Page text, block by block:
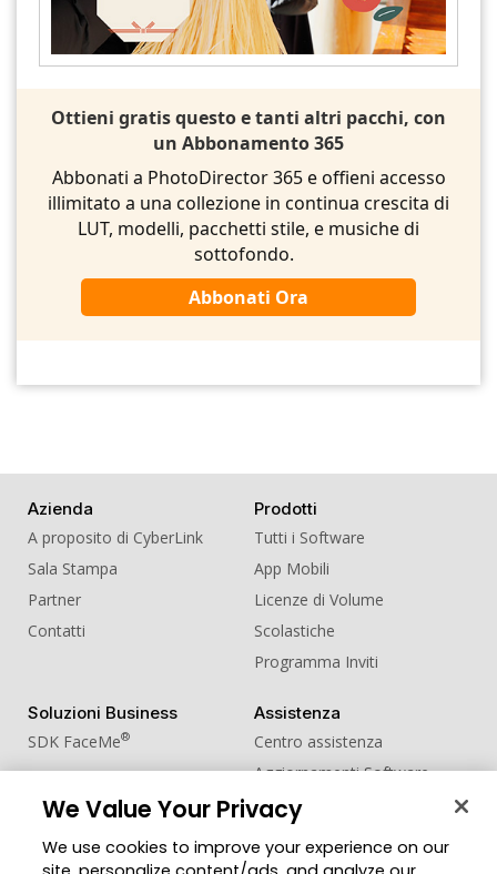
Ottieni gratis questo e tanti altri pacchi, con
un Abbonamento 365
Abbonati a PhotoDirector 365 e offieni accesso
illimitato a una collezione in continua crescita di
LUT, modelli, pacchetti stile, e musiche di
sottofondo.
Abbonati Ora
Azienda
A proposito di CyberLink
Sala Stampa
Partner
Contatti
Prodotti
Tutti i Software
App Mobili
Licenze di Volume
Scolastiche
Programma Inviti
Soluzioni Business
SDK FaceMe®
Assistenza
Centro assistenza
Aggiornamenti Software
Centro Apprendimento
Comunità
Cambia regione
We Value Your Privacy
We use cookies to improve your experience on our